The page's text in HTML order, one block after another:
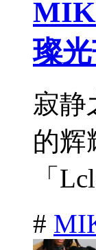
璨
寂静
的辉
「
#